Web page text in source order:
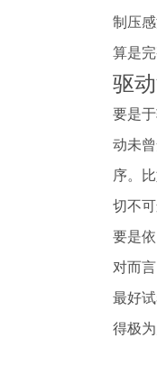
制压
算是
驱
要是
动未
序。
切不
要是
对而
最好
得极